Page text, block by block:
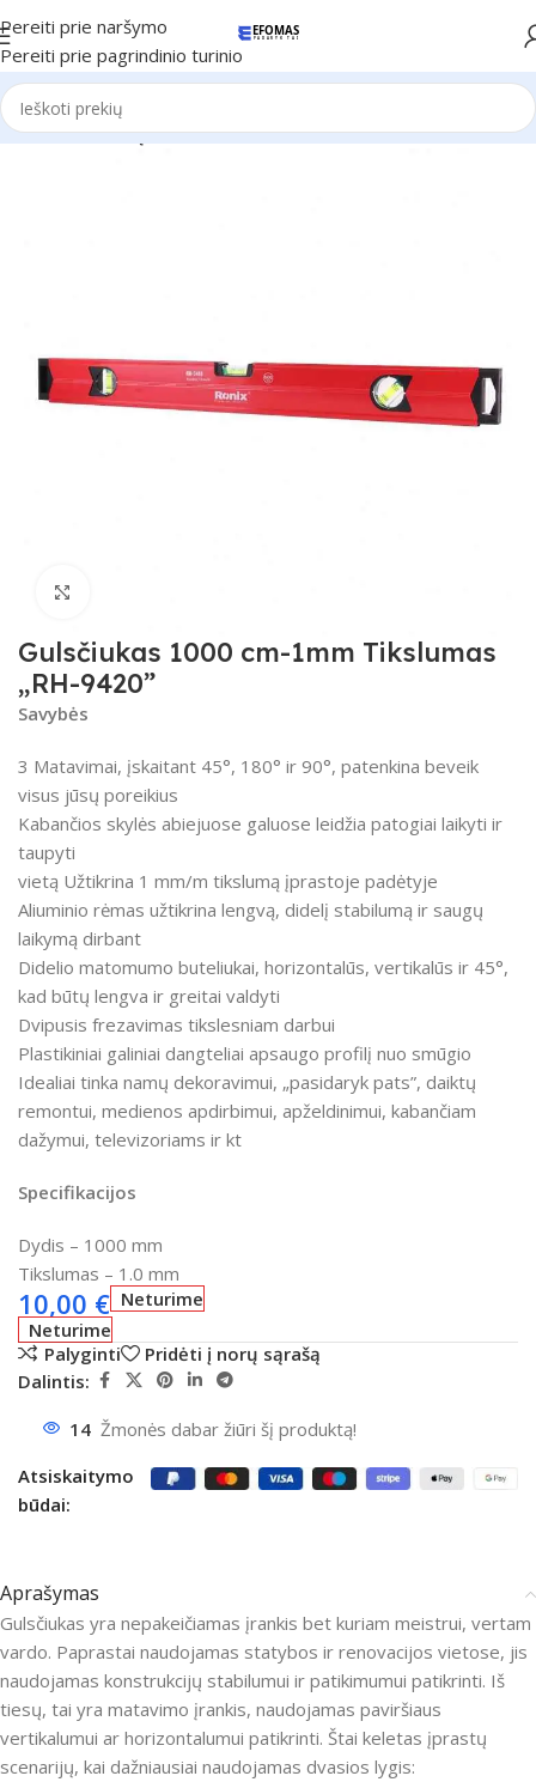
Pereiti prie naršymo
Pereiti prie pagrindinio turinio
Pradžia Ronix Įrankiai
Gulsčiukas 1000 cm-1mm Tikslumas
„RH-9420”
Savybės
3 Matavimai, įskaitant 45°, 180° ir 90°, patenkina beveik
visus jūsų poreikius
Kabančios skylės abiejuose galuose leidžia patogiai laikyti ir
taupyti
vietą Užtikrina 1 mm/m tikslumą įprastoje padėtyje
Aliuminio rėmas užtikrina lengvą, didelį stabilumą ir saugų
laikymą dirbant
Didelio matomumo buteliukai, horizontalūs, vertikalūs ir 45°,
kad būtų lengva ir greitai valdyti
Dvipusis frezavimas tikslesniam darbui
Plastikiniai galiniai dangteliai apsaugo profilį nuo smūgio
Idealiai tinka namų dekoravimui, „pasidaryk pats”, daiktų
remontui, medienos apdirbimui, apželdinimui, kabančiam
dažymui, televizoriams ir kt
Specifikacijos
Dydis – 1000 mm
Tikslumas – 1.0 mm
10,00 € Neturime
Neturime
Palyginti
Pridėti į norų sąrašą
Dalintis:
14 Žmonės dabar žiūri šį produktą!
Atsiskaitymo
būdai:
Aprašymas
Gulsčiukas yra nepakeičiamas įrankis bet kuriam meistrui, vertam
vardo. Paprastai naudojamas statybos ir renovacijos vietose, jis
naudojamas konstrukcijų stabilumui ir patikimumui patikrinti. Iš
tiesų, tai yra matavimo įrankis, naudojamas paviršiaus
vertikalumui ar horizontalumui patikrinti. Štai keletas įprastų
scenarijų, kai dažniausiai naudojamas dvasios lygis: